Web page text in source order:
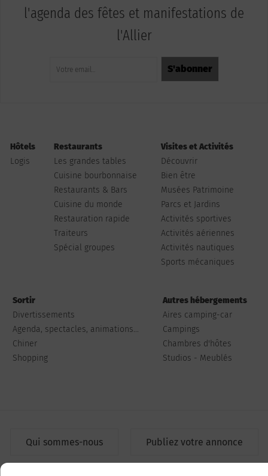
l'agenda des fêtes et manifestations de
l'Allier
Hôtels
Logis
Restaurants
Les grandes tables
Cuisine bourbonnaise
Restaurants & Bars
Cuisine du monde
Restauration rapide
Traiteurs
Spécial groupes
Visites et Activités
Découvrir
Bien être
Musées Patrimoine
Parcs et Jardins
Activités sportives
Activités aériennes
Activités nautiques
Sports mécaniques
Sortir
Divertissements
Agenda, spectacles, animations...
Chiner
Shopping
Autres hébergements
Aires camping-car
Campings
Chambres d'hôtes
Studios - Meublés
Qui sommes-nous Publiez votre annonce